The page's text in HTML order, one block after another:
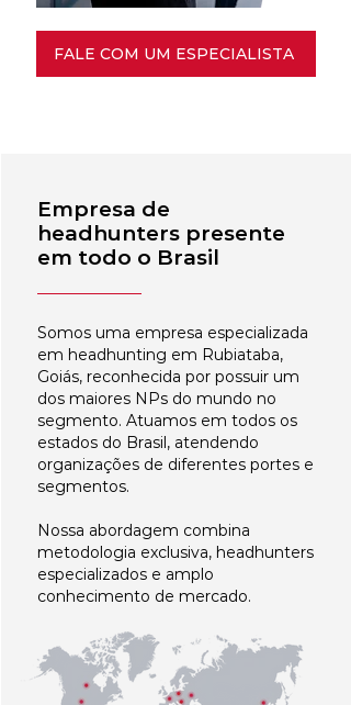
FALE COM UM ESPECIALISTA
Empresa de
headhunters presente
em todo o Brasil
Somos uma empresa especializada
em headhunting em Rubiataba,
Goiás, reconhecida por possuir um
dos maiores NPs do mundo no
segmento. Atuamos em todos os
estados do Brasil, atendendo
organizações de diferentes portes e
segmentos.
Nossa abordagem combina
metodologia exclusiva, headhunters
especializados e amplo
conhecimento de mercado.